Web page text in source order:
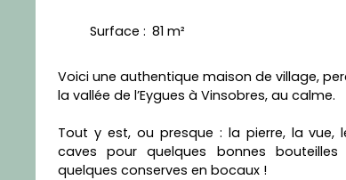
Surface : 81 m²
Voici une authentique maison de village,
la vallée de l’Eygues à Vinsobres, au calme.
Tout y est, ou presque : la pierre, la vue,
caves pour quelques bonnes
quelques conserves en bocaux !